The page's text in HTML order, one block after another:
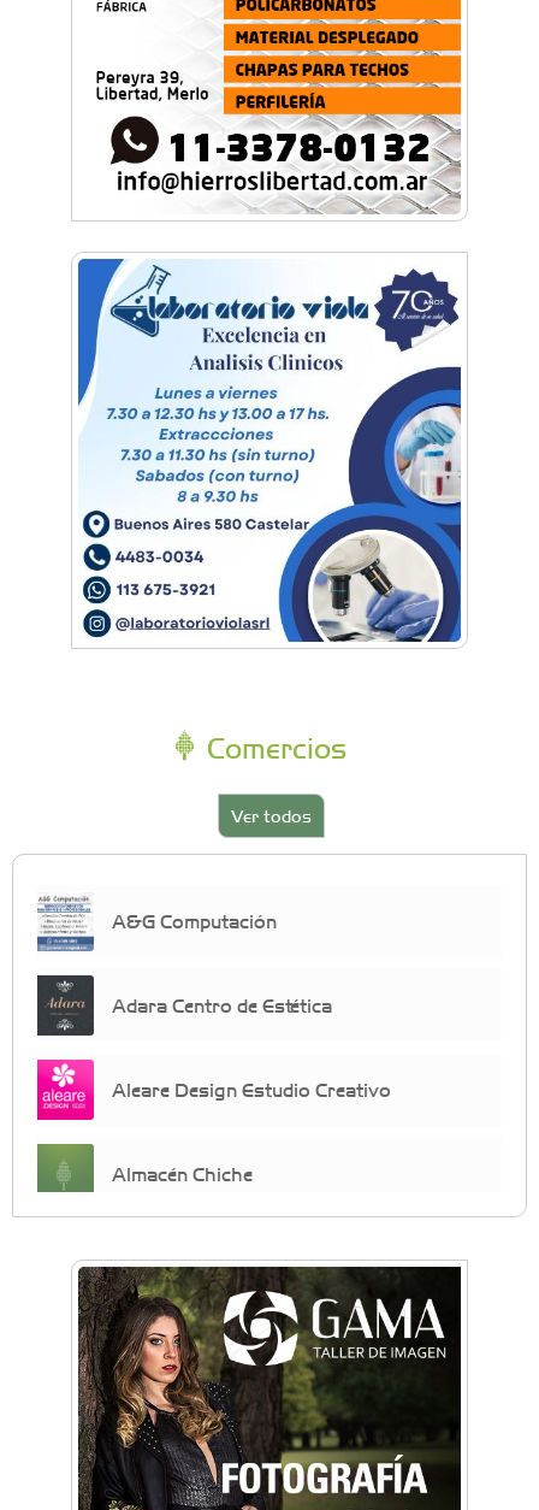
Comercios
Ver todos
A&G Computación
Adara Centro de Estética
Aleare Design Estudio Creativo
Almacén Chiche
crecimiento personal
Arq. Horacio Alejandro Sánchez
Artística ApasionArte